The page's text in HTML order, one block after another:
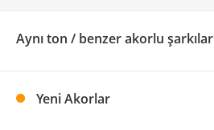
Aynı ton / benzer akorlu şarkılar
Yeni Akorlar